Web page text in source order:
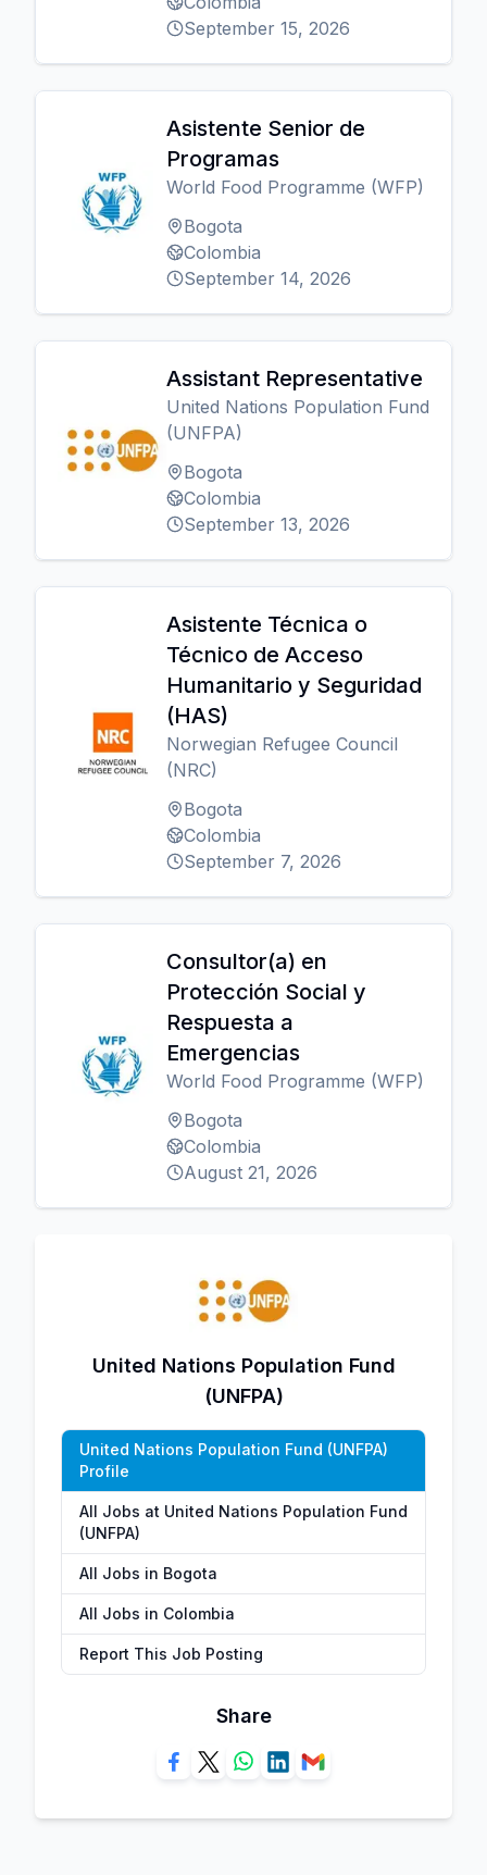
September 15, 2026
Asistente Senior de
Programas
World Food Programme (WFP)
Bogota
Colombia
September 14, 2026
Assistant Representative
United Nations Population Fund
(UNFPA)
Bogota
Colombia
September 13, 2026
Asistente Técnica o
Técnico de Acceso
Humanitario y Seguridad
(HAS)
Norwegian Refugee Council
(NRC)
Bogota
Colombia
September 7, 2026
Consultor(a) en
Protección Social y
Respuesta a
Emergencias
World Food Programme (WFP)
Bogota
Colombia
August 21, 2026
United Nations Population Fund
(UNFPA)
United Nations Population Fund (UNFPA)
Profile
All Jobs at United Nations Population Fund
(UNFPA)
All Jobs in Bogota
All Jobs in Colombia
Report This Job Posting
Share